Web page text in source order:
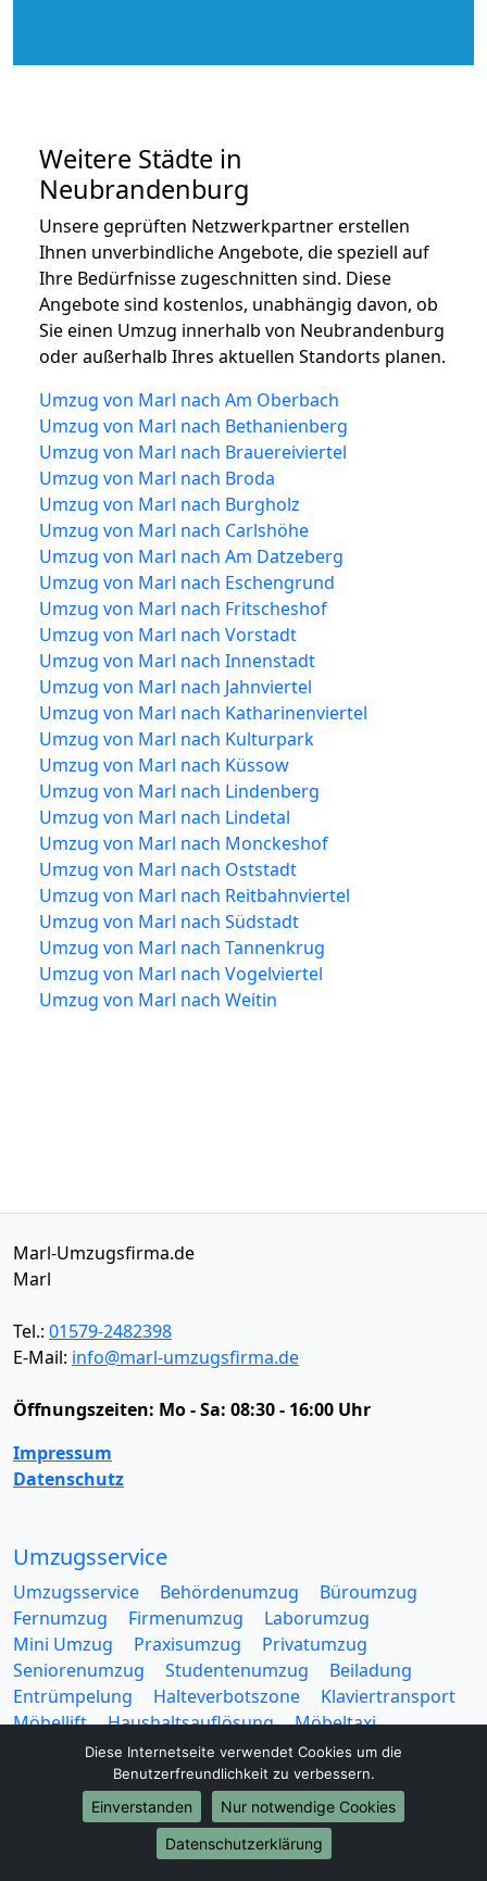
Weitere Städte in
Neubrandenburg
Unsere geprüften Netzwerkpartner erstellen
Ihnen unverbindliche Angebote, die speziell auf
Ihre Bedürfnisse zugeschnitten sind. Diese
Angebote sind kostenlos, unabhängig davon, ob
Sie einen Umzug innerhalb von Neubrandenburg
oder außerhalb Ihres aktuellen Standorts planen.
Umzug von Marl nach Am Oberbach
Umzug von Marl nach Bethanienberg
Umzug von Marl nach Brauereiviertel
Umzug von Marl nach Broda
Umzug von Marl nach Burgholz
Umzug von Marl nach Carlshöhe
Umzug von Marl nach Am Datzeberg
Umzug von Marl nach Eschengrund
Umzug von Marl nach Fritscheshof
Umzug von Marl nach Vorstadt
Umzug von Marl nach Innenstadt
Umzug von Marl nach Jahnviertel
Umzug von Marl nach Katharinenviertel
Umzug von Marl nach Kulturpark
Umzug von Marl nach Küssow
Umzug von Marl nach Lindenberg
Umzug von Marl nach Lindetal
Umzug von Marl nach Monckeshof
Umzug von Marl nach Oststadt
Umzug von Marl nach Reitbahnviertel
Umzug von Marl nach Südstadt
Umzug von Marl nach Tannenkrug
Umzug von Marl nach Vogelviertel
Umzug von Marl nach Weitin
Marl-Umzugsfirma.de
Marl
Tel.: 01579-2482398
E-Mail: info@marl-umzugsfirma.de
Öffnungszeiten: Mo - Sa: 08:30 - 16:00 Uhr
Impressum
Datenschutz
Umzugsservice
Umzugsservice Behördenumzug
Büroumzug
Fernumzug
Firmenumzug
Laborumzug
Mini Umzug
Praxisumzug
Privatumzug
Seniorenumzug
Studentenumzug
Beiladung
Entrümpelung
Halteverbotszone
Klaviertransport
Möbellift
Haushaltsauflösung
Möbeltaxi
Möbelmitfahrzentrale
Umzugskartons
Diese Internetseite verwendet Cookies um die
Benutzerfreundlichkeit zu verbessern.
Einverstanden
Nur notwendige Cookies
Datenschutzerklärung